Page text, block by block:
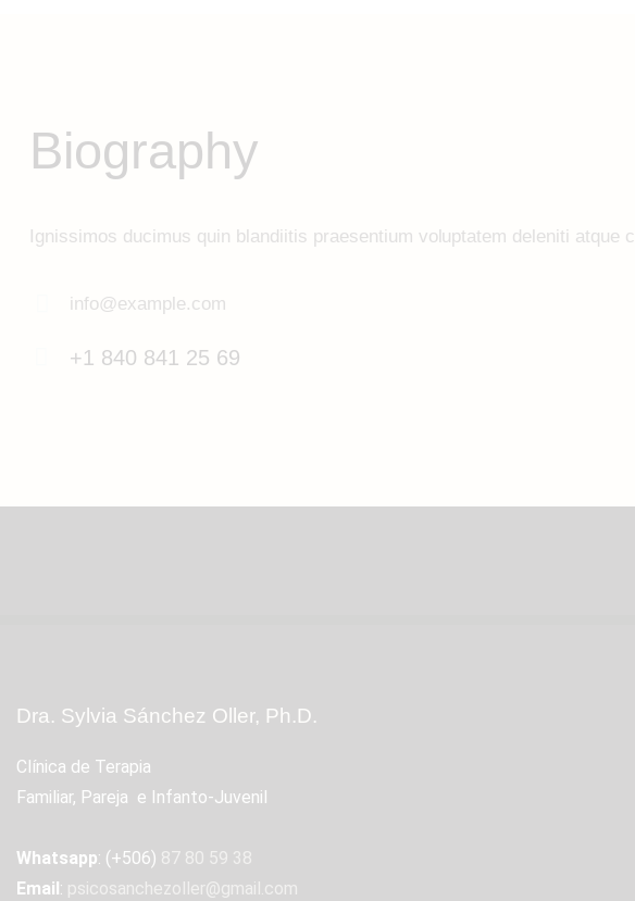
Biography
Ignissimos ducimus quin blandiitis praesentium voluptatem deleniti
info@example.com
+1 840 841 25 69
Dra. Sylvia Sánchez Oller, Ph.D.
Clínica de Terapia
Familiar, Pareja e Infanto-Juvenil
Whatsapp: (+506) 87 80 59 38
Email : psicosanchezoller@gmail.com